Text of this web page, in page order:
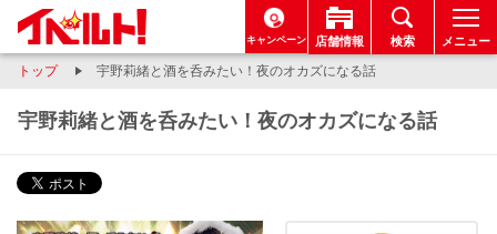
キャンペーン 店舗情報 検索 メニュー
トップ 宇野莉緒と酒を呑みたい！夜のオカズになる話
宇野莉緒と酒を呑みたい！夜のオカズになる話